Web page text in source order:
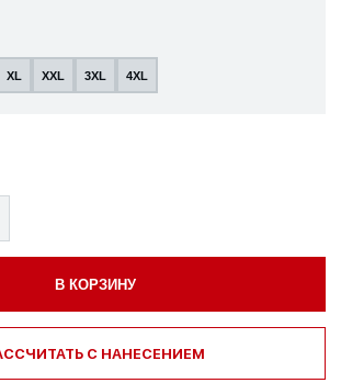
XL XXL 3XL 4XL
В КОРЗИНУ
С НАНЕСЕНИЕМ